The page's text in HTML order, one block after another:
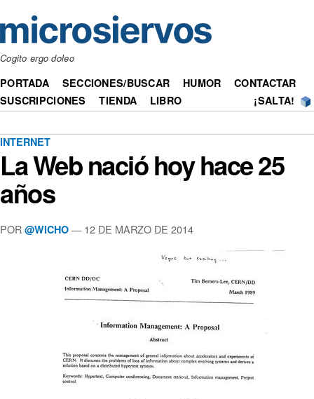
Cogito ergo doleo
PORTADA SECCIONES/BUSCAR HUMOR
CONTACTAR
SUSCRIPCIONES
TIENDA LIBRO ¡SALTA!
INTERNET
La Web nació hoy hace 25
años
POR @WICHO — 12 DE MARZO DE 2014